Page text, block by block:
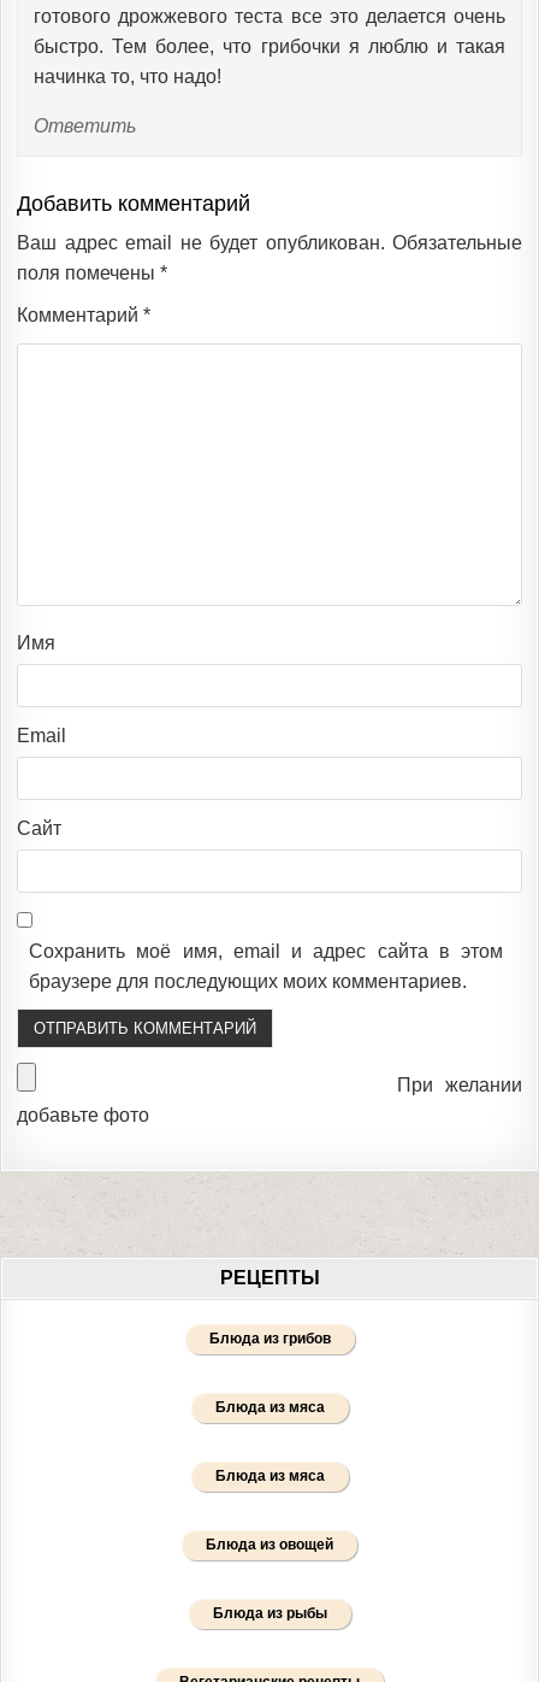
готового дрожжевого теста все это делается очень
быстро. Тем более, что грибочки я люблю и такая
начинка то, что надо!
Ответить
Добавить комментарий
Ваш адрес email не будет опубликован. Обязательные
поля помечены *
Комментарий *
Имя
Email
Сайт
Сохранить моё имя, email и адрес сайта в этом
браузере для последующих моих комментариев.
При желании
добавьте фото
РЕЦЕПТЫ
Блюда из грибов
Блюда из мяса
Блюда из мяса
Блюда из овощей
Блюда из рыбы